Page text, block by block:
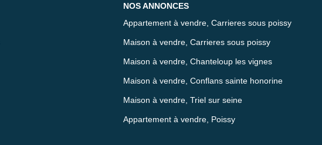
NOS ANNONCES
Appartement à vendre, Carrieres sous poissy
Maison à vendre, Carrieres sous poissy
Maison à vendre, Chanteloup les vignes
Maison à vendre, Conflans sainte honorine
Maison à vendre, Triel sur seine
Appartement à vendre, Poissy